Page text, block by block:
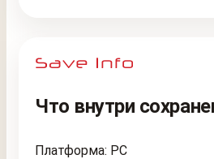
Что внутри
Платформа: PC